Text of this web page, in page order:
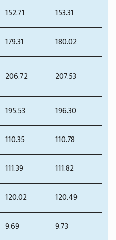
152.71
153.31
179.31
180.02
206.72 207.53
195.53
196.30
110.35
110.78
111.39
111.82
120.02
120.49
9.69
9.73